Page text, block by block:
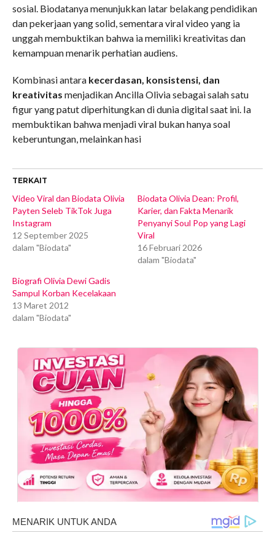
sosial. Biodatanya menunjukkan latar belakang pendidikan
dan pekerjaan yang solid, sementara viral video yang ia
unggah membuktikan bahwa ia memiliki kreativitas dan
kemampuan menarik perhatian audiens.
Kombinasi antara kecerdasan, konsistensi, dan
kreativitas menjadikan Ancilla Olivia sebagai salah satu
figur yang patut diperhitungkan di dunia digital saat ini. Ia
membuktikan bahwa menjadi viral bukan hanya soal
keberuntungan, melainkan hasi
TERKAIT
Video Viral dan Biodata Olivia
Payten Seleb TikTok Juga
Instagram
12 September 2025
dalam "Biodata"
Biodata Olivia Dean: Profil,
Karier, dan Fakta Menarik
Penyanyi Soul Pop yang Lagi
Viral
16 Februari 2026
dalam "Biodata"
Biografi Olivia Dewi Gadis
Sampul Korban Kecelakaan
13 Maret 2012
dalam "Biodata"